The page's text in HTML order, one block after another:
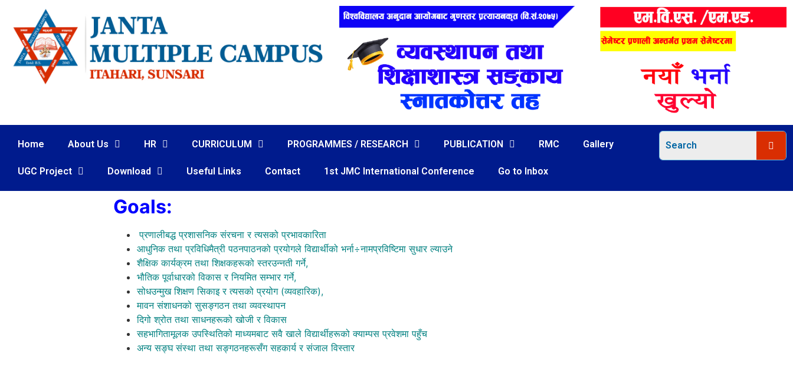
Home About Us HR CURRICULUM PROGRAMMES / RESEARCH PUBLICATION RMC Gallery
UGC Project Download Useful Links Contact 1st JMC International Conference Go to Inbox
Goals:
प्रणालीबद्ध प्रशासनिक संरचना र त्यसको प्रभावकारिता
आधुनिक तथा प्रविधिमैत्री पठनपाठनको प्रयोगले विद्यार्थीको भर्ना÷नामप्रविष्टिमा सुधार ल्याउने
शैक्षिक कार्यक्रम तथा शिक्षकहरूको स्तरउन्नती गर्ने,
भौतिक पूर्वाधारको विकास र नियमित सम्भार गर्ने,
सोधउन्मुख शिक्षण सिकाइ र त्यसको प्रयोग (व्यवहारिक),
मावन संशाधनको सुसङ्गठन तथा व्यवस्थापन
दिगो श्रोत तथा साधनहरूको खोजी र विकास
सहभागितामूलक उपस्थितिको माध्यमबाट सवै खाले विद्यार्थीहरूको क्याम्पस प्रवेशमा पहुँच
अन्य सङ्घ संस्था तथा सङ्गठनहरूसँग सहकार्य र संजाल विस्तार